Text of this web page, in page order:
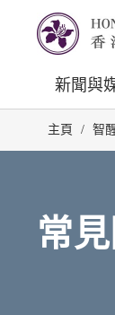
新聞與
主頁 / 智
常